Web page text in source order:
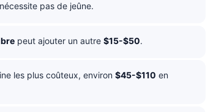
pas de jeûne.
peut ajouter un autre $15-$50.
les plus coûteux, environ $45-$110 en